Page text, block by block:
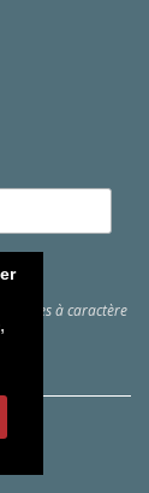
à caractère